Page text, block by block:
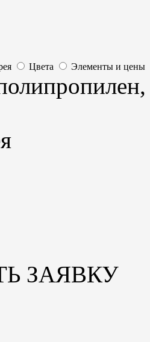
Цвета Элементы и цены
ЗАЯВКУ